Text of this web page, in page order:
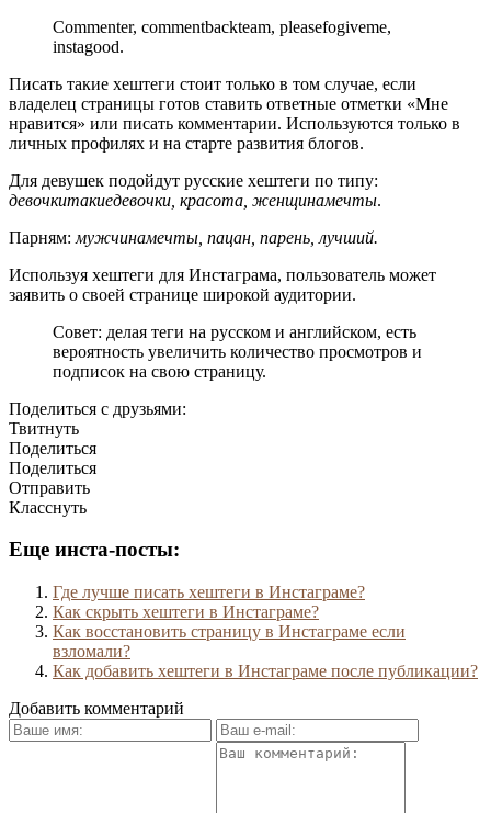
Commenter, commentbackteam, pleasefogiveme,
instagood.
Писать такие хештеги стоит только в том случае, если
владелец страницы готов ставить ответные отметки «Мне
нравится» или писать комментарии. Используются только в
личных профилях и на старте развития блогов.
Для девушек подойдут русские хештеги по типу:
девочкитакиедевочки, красота, женщинамечты.
Парням: мужчинамечты, пацан, парень, лучший.
Используя хештеги для Инстаграма, пользователь может
заявить о своей странице широкой аудитории.
Совет: делая теги на русском и английском, есть
вероятность увеличить количество просмотров и
подписок на свою страницу.
Поделиться с друзьями:
Твитнуть
Поделиться
Поделиться
Отправить
Класснуть
Еще инста-посты:
Где лучше писать хештеги в Инстаграме?
Как скрыть хештеги в Инстаграме?
Как восстановить страницу в Инстаграме если
взломали?
Как добавить хештеги в Инстаграме после публикации?
Добавить комментарий